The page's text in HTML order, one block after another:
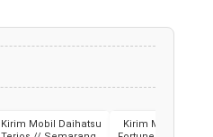
Kirim Mobil Daihatsu
Kirim Mobil Toyota